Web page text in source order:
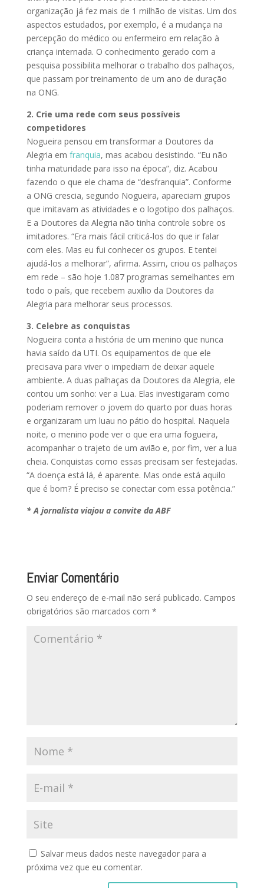
organização já fez mais de 1 milhão de visitas. Um dos
aspectos estudados, por exemplo, é a mudança na
percepção do médico ou enfermeiro em relação à
criança internada. O conhecimento gerado com a
pesquisa possibilita melhorar o trabalho dos palhaços,
que passam por treinamento de um ano de duração
na ONG.
2. Crie uma rede com seus possíveis
competidores
Nogueira pensou em transformar a Doutores da
Alegria em franquia, mas acabou desistindo. “Eu não
tinha maturidade para isso na época”, diz. Acabou
fazendo o que ele chama de “desfranquia”. Conforme
a ONG crescia, segundo Nogueira, apareciam grupos
que imitavam as atividades e o logotipo dos palhaços.
E a Doutores da Alegria não tinha controle sobre os
imitadores. “Era mais fácil criticá-los do que ir falar
com eles. Mas eu fui conhecer os grupos. E tentei
ajudá-los a melhorar”, afirma. Assim, criou os palhaços
em rede – são hoje 1.087 programas semelhantes em
todo o país, que recebem auxílio da Doutores da
Alegria para melhorar seus processos.
3. Celebre as conquistas
Nogueira conta a história de um menino que nunca
havia saído da UTI. Os equipamentos de que ele
precisava para viver o impediam de deixar aquele
ambiente. A duas palhaças da Doutores da Alegria, ele
contou um sonho: ver a Lua. Elas investigaram como
poderiam remover o jovem do quarto por duas horas
e organizaram um luau no pátio do hospital. Naquela
noite, o menino pode ver o que era uma fogueira,
acompanhar o trajeto de um avião e, por fim, ver a lua
cheia. Conquistas como essas precisam ser festejadas.
“A doença está lá, é aparente. Mas onde está aquilo
que é bom? É preciso se conectar com essa potência.”
* A jornalista viajou a convite da ABF
Enviar Comentário
O seu endereço de e-mail não será publicado. Campos
obrigatórios são marcados com *
Salvar meus dados neste navegador para a
próxima vez que eu comentar.